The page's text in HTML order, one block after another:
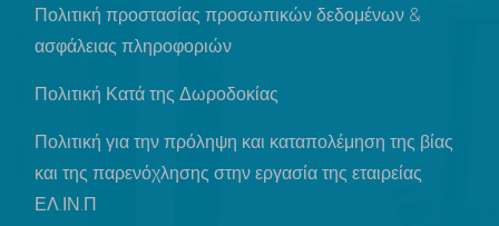
Πολιτική προστασίας προσωπικών δεδομένων &
ασφάλειας πληροφοριών
Πολιτική Κατά της Δωροδοκίας
Πολιτική για την πρόληψη και καταπολέμηση της βίας
και της παρενόχλησης στην εργασία της εταιρείας
ΕΛ.ΙΝ.Π